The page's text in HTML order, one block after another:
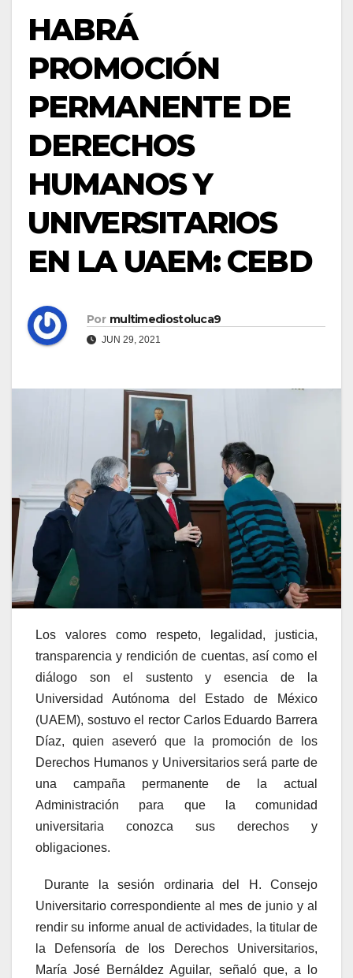
HABRÁ
PROMOCIÓN
PERMANENTE DE
DERECHOS
HUMANOS Y
UNIVERSITARIOS
EN LA UAEM: CEBD
Por multimediostoluca9
JUN 29, 2021
Los valores como respeto, legalidad, justicia,
transparencia y rendición de cuentas, así como el
diálogo son el sustento y esencia de la
Universidad Autónoma del Estado de México
(UAEM), sostuvo el rector Carlos Eduardo Barrera
Díaz, quien aseveró que la promoción de los
Derechos Humanos y Universitarios será parte de
una campaña permanente de la actual
Administración para que la comunidad
universitaria conozca sus derechos y
obligaciones.
Durante la sesión ordinaria del H. Consejo
Universitario correspondiente al mes de junio y al
rendir su informe anual de actividades, la titular de
la Defensoría de los Derechos Universitarios,
María José Bernáldez Aguilar, señaló que, a lo